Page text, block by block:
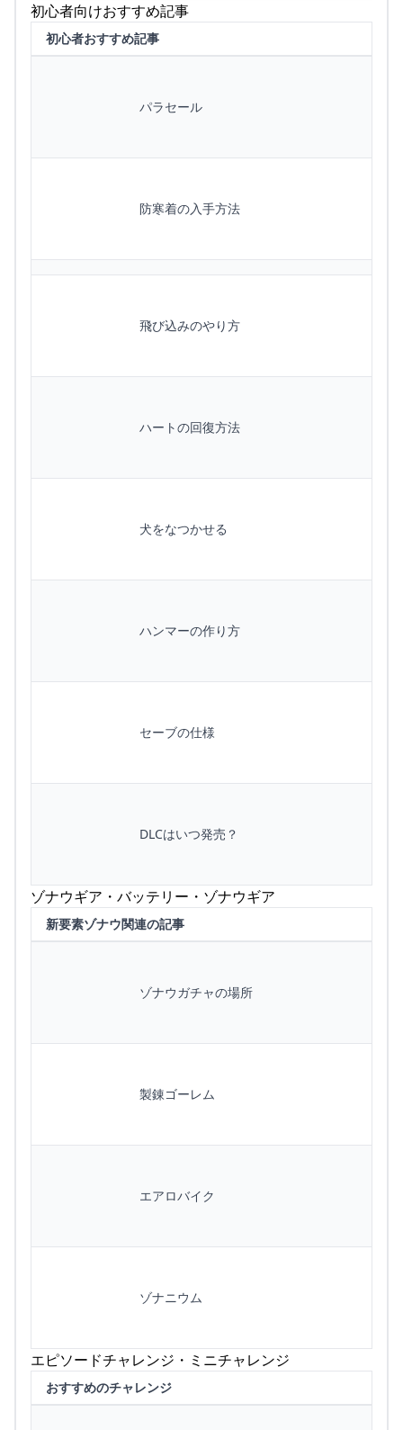
初心者向けおすすめ記事
初心者おすすめ記事
パラセール
防寒着の入手方法
飛び込みのやり方
ハートの回復方法
犬をなつかせる
ハンマーの作り方
セーブの仕様
DLCはいつ発売？
ゾナウギア・バッテリー・ゾナウギア
新要素ゾナウ関連の記事
ゾナウガチャの場所
製錬ゴーレム
エアロバイク
ゾナニウム
エピソードチャレンジ・ミニチャレンジ
おすすめのチャレンジ